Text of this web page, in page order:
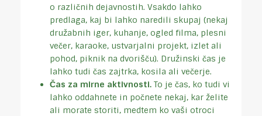
o različnih dejavnostih. Vsakdo lahko
predlaga, kaj bi lahko naredili skupaj (nekaj
družabnih iger, kuhanje, ogled filma, plesni
večer, karaoke, ustvarjalni projekt, izlet ali
pohod, piknik na dvorišču). Družinski čas je
lahko tudi čas zajtrka, kosila ali večerje.
Čas za mirne aktivnosti. To je čas, ko tudi vi
lahko oddahnete in počnete nekaj, kar želite
ali morate storiti, medtem ko vaši otroci